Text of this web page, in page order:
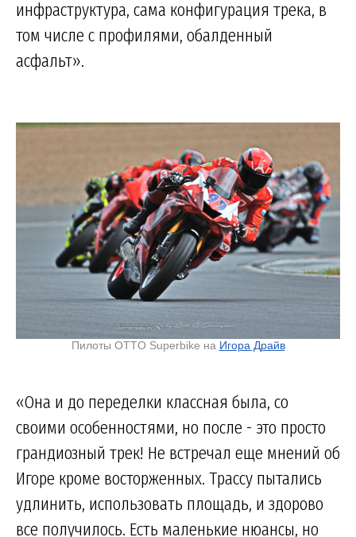
инфраструктура, сама конфигурация трека, в
том числе с профилями, обалденный
асфальт».
Пилоты OTTO Superbike на Игора Драйв
«Она и до переделки классная была, со
своими особенностями, но после - это просто
грандиозный трек! Не встречал еще мнений об
Игоре кроме восторженных. Трассу пытались
удлинить, использовать площадь, и здорово
все получилось. Есть маленькие нюансы, но